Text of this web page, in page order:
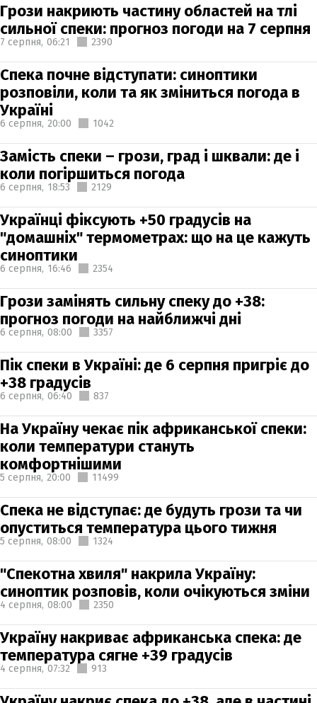
Грози накриють частину областей на тлі
сильної спеки: прогноз погоди на 7 серпня
7 серпня, 06:21 2390
Спека почне відступати: синоптики
розповіли, коли та як зміниться погода в
Україні
6 серпня, 20:00 1042
Замість спеки – грози, град і шквали: де і
коли погіршиться погода
6 серпня, 18:53 2129
Українці фіксують +50 градусів на
"домашніх" термометрах: що на це кажуть
синоптики
6 серпня, 16:46 2354
Грози замінять сильну спеку до +38:
прогноз погоди на найближчі дні
6 серпня, 08:00 3357
Пік спеки в Україні: де 6 серпня пригріє до
+38 градусів
6 серпня, 06:40 837
На Україну чекає пік африканської спеки:
коли температури стануть
комфортнішими
5 серпня, 20:00 11499
Спека не відступає: де будуть грози та чи
опуститься температура цього тижня
5 серпня, 08:00 1324
"Спекотна хвиля" накрила Україну:
синоптик розповів, коли очікуються зміни
4 серпня, 08:00 2350
Україну накриває африканська спека: де
температура сягне +39 градусів
4 серпня, 07:32 913